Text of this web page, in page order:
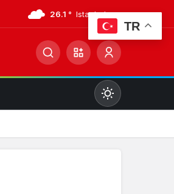
26.1 ° Istanbul
Mod
değiştir
TR